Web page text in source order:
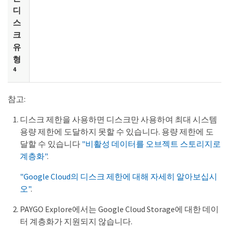
디
스
크
유
형
4
참고:
디스크 제한을 사용하면 디스크만 사용하여 최대 시스템
용량 제한에 도달하지 못할 수 있습니다. 용량 제한에 도
달할 수 있습니다 "비활성 데이터를 오브젝트 스토리지로
계층화".
"Google Cloud의 디스크 제한에 대해 자세히 알아보십시
오".
PAYGO Explore에서는 Google Cloud Storage에 대한 데이
터 계층화가 지원되지 않습니다.